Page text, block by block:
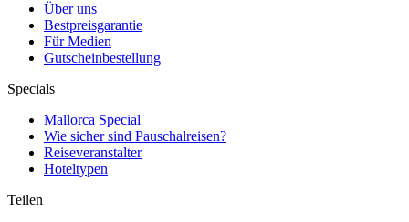
Über uns
Bestpreisgarantie
Für Medien
Gutscheinbestellung
Specials
Mallorca Special
Wie sicher sind Pauschalreisen?
Reiseveranstalter
Hoteltypen
Teilen